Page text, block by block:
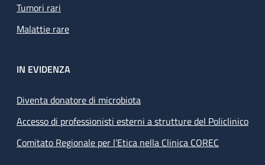
Tumori rari
Malattie rare
IN EVIDENZA
Diventa donatore di microbiota
Accesso di professionisti esterni a strutture del Policlinico
Comitato Regionale per l’Etica nella Clinica COREC